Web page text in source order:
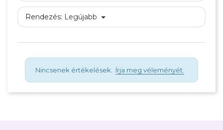
Rendezés: Legújabb
Nincsenek értékelések. Írja meg véleményét.